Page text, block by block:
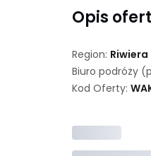
Opis
Region:
Biuro podróży
Kod Oferty: